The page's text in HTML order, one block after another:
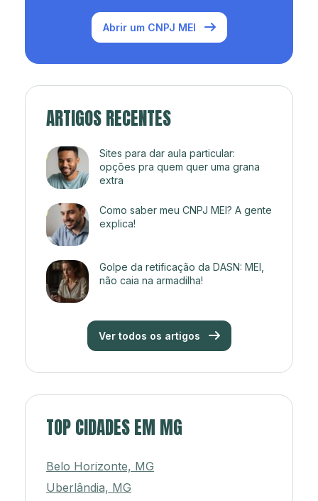
Abrir um CNPJ MEI
ARTIGOS RECENTES
Sites para dar aula particular:
opções pra quem quer uma grana
extra
Como saber meu CNPJ MEI? A gente
explica!
Golpe da retificação da DASN: MEI,
não caia na armadilha!
Ver todos os artigos
TOP CIDADES EM MG
Belo Horizonte, MG
Uberlândia, MG